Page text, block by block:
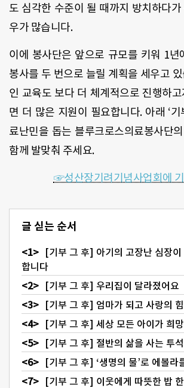
도 심각한 수준이 될 때까지 방치하다
우가 많습니다.
이에 봉사단은 앞으로 규모를 키워 1년
봉사를 두 번으로 늘릴 계획을 세우고
인 교육도 보다 더 체계적으로 진행하
면 더 많은 지원이 필요합니다. 아래 ‘기
료난민을 돕는 블루크로스의료봉사단
함께 발맞춰 주세요.
☞성산장기려기념사업회에 기
글 싣는 순서
[기부 그 후] 아기의 고장난 심장이
합니다
[기부 그 후] 우리집이 달라졌어요
[기부 그 후] 엄마가 되고 사랑의
[기부 그 후] 세상 모든 아이가 희
[기부 그 후] 절반의 삶을 사는 투
[기부 그 후] ‘생명의 물’로 에볼라
[기부 그 후] 이웃에게 따뜻한 밥